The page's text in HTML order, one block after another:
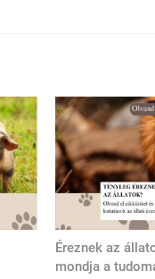
Éreznek az
mondja a